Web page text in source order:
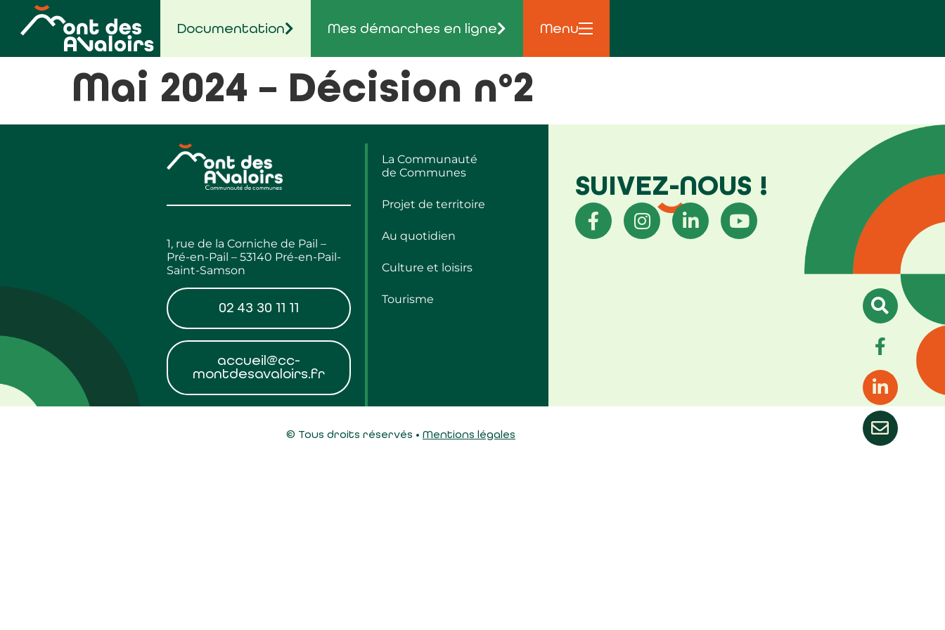
principal
Documentation Mes démarches en ligne Menu
Mai 2024 – Décision n°2
1, rue de la Corniche de Pail –
Pré-en-Pail – 53140 Pré-en-Pail-
Saint-Samson
02 43 30 11 11
accueil@cc-
montdesavaloirs.fr
La Communauté
de Communes
Projet de territoire
Au quotidien
Culture et loisirs
Tourisme
SUIVEZ-NOUS !
© Tous droits réservés • Mentions légales